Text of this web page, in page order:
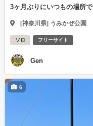
3ヶ月ぶりにいつもの場所で
[神奈川県] うみかぜ公園
ソロ フリーサイト
Gen
6